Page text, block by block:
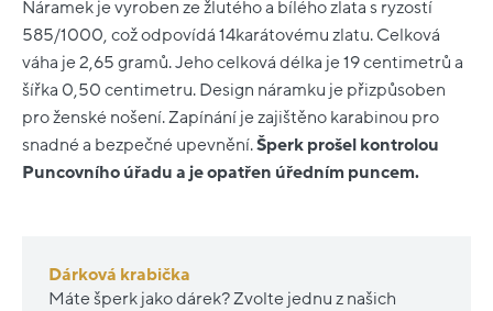
Náramek je vyroben ze žlutého a bílého zlata s ryzostí
585/1000, což odpovídá 14karátovému zlatu. Celková
váha je 2,65 gramů. Jeho celková délka je 19 centimetrů a
šířka 0,50 centimetru. Design náramku je přizpůsoben
pro ženské nošení. Zapínání je zajištěno karabinou pro
snadné a bezpečné upevnění.Šperk prošel kontrolou
Puncovního úřadu a je opatřen úředním puncem.
Dárková krabička
Máte šperk jako dárek? Zvolte jednu z našich